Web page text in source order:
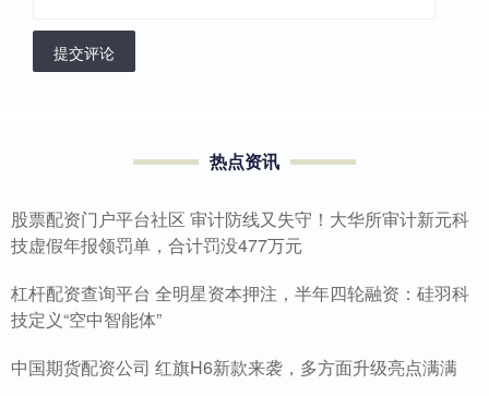
提交评论
热点资讯
股票配资门户平台社区 审计防线又失守！大华所审计新元科
技虚假年报领罚单，合计罚没477万元
杠杆配资查询平台 全明星资本押注，半年四轮融资：硅羽科
技定义“空中智能体”
中国期货配资公司 红旗H6新款来袭，多方面升级亮点满满